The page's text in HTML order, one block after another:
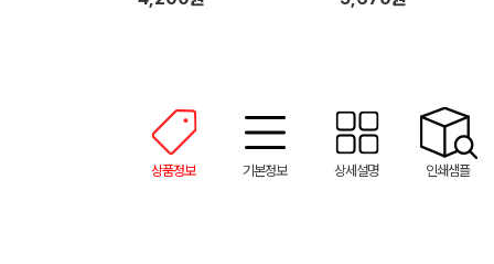
상품정보 기본정보 상세설명 인쇄샘플